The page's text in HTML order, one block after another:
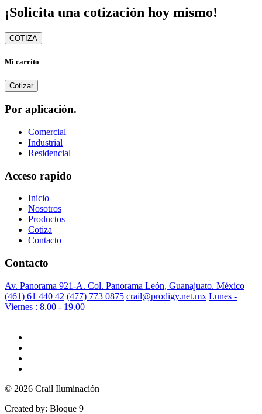
¡Solicita una cotización hoy mismo!
COTIZA
Mi carrito
Cotizar
Por aplicación.
Comercial
Industrial
Residencial
Acceso rapido
Inicio
Nosotros
Productos
Cotiza
Contacto
Contacto
Av. Panorama 921-A. Col. Panorama León, Guanajuato. México
(461) 61 440 42 (477) 773 0875 crail@prodigy.net.mx Lunes -
Viernes : 8.00 - 19.00
© 2026 Crail Iluminación
Created by: Bloque 9